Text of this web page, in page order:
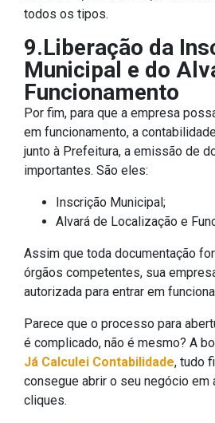
todos os tipos.
9.Liberação da
Municipal e do
Funcionamento
Por fim, para que a empresa
em funcionamento, a
junto à Prefeitura, a emissão de
importantes. São eles:
Inscrição Municipal;
Alvará de Localização e
Assim que toda documentação
órgãos competentes, sua
autorizada para entrar em
Parece que o processo para
é complicado, não é mesmo? A
Já Calculei Contabilidade, tudo
consegue abrir o seu negócio em
cliques.